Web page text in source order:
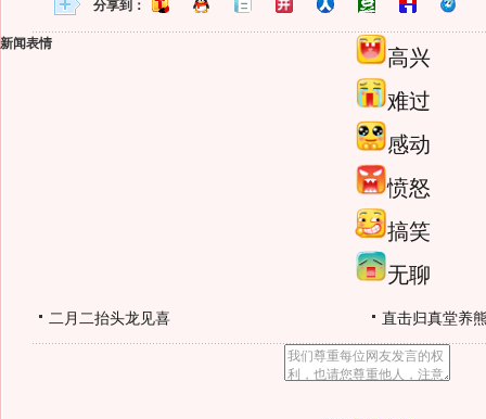
分享到：
新闻表情
高兴
难过
感动
愤怒
搞笑
无聊
二月二抬头龙见喜 直击归真堂养